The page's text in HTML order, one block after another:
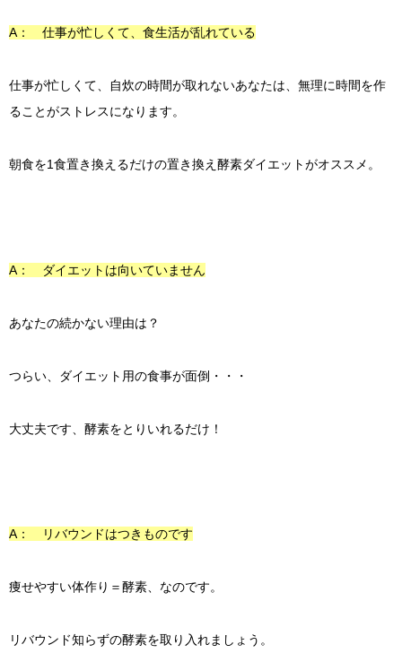
A： 仕事が忙しくて、食生活が乱れている
仕事が忙しくて、自炊の時間が取れないあなたは、無理に時間を作
ることがストレスになります。
朝食を1食置き換えるだけの置き換え酵素ダイエットがオススメ。
A： ダイエットは向いていません
あなたの続かない理由は？
つらい、ダイエット用の食事が面倒・・・
大丈夫です、酵素をとりいれるだけ！
A： リバウンドはつきものです
痩せやすい体作り＝酵素、なのです。
リバウンド知らずの酵素を取り入れましょう。